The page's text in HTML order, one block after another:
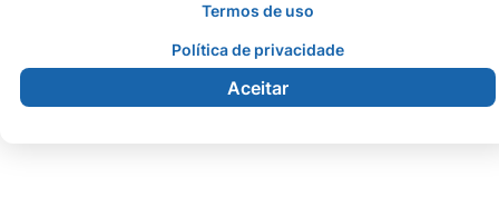
Termos de uso
Política de privacidade
Aceitar